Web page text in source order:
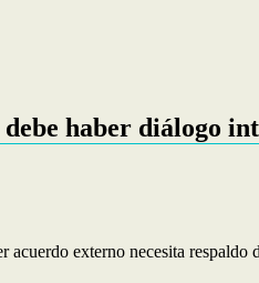
haber diálogo
externo necesita